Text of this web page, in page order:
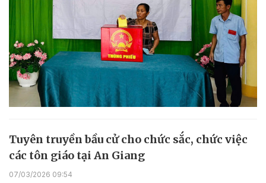
Tuyên truyền bầu cử cho chức sắc, chức việc
các tôn giáo tại An Giang
07/03/2026 09:54